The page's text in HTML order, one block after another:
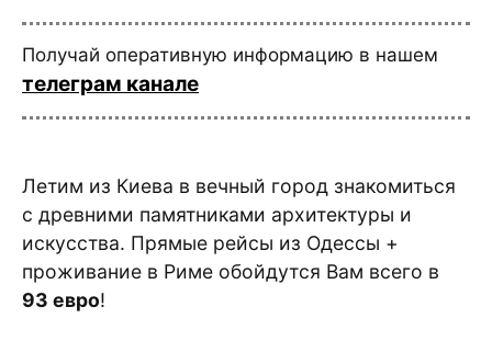
Получай оперативную информацию в нашем
телеграм канале
Летим из Киева в вечный город знакомиться
с древними памятниками архитектуры и
искусства. Прямые рейсы из Одессы +
проживание в Риме обойдутся Вам всего в
93 евро!